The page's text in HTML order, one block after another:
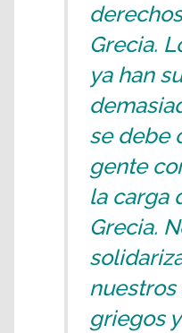
Grecia.
ya han
se debe
gente
la carga
Grecia.
griegos